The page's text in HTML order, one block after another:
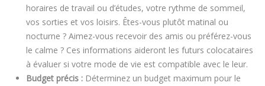
horaires de travail ou d’études, votre rythme de sommeil,
vos sorties et vos loisirs. Êtes-vous plutôt matinal ou
nocturne ? Aimez-vous recevoir des amis ou préférez-vous
le calme ? Ces informations aideront les futurs colocataires
à évaluer si votre mode de vie est compatible avec le leur.
Budget précis : Déterminez un budget maximum pour le